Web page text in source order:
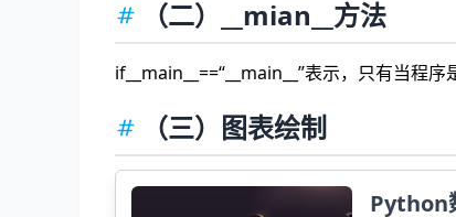
（二）__mian__方法
if__main__==“__main__”表示，只有当程
（三）图表绘制
Python